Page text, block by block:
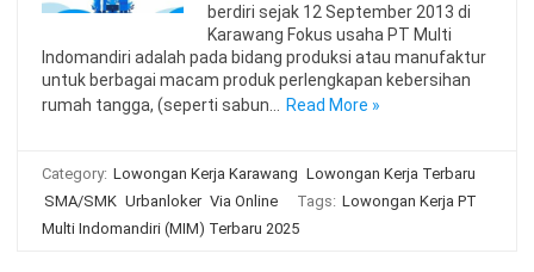
berdiri sejak 12 September 2013 di
Karawang Fokus usaha PT Multi
Indomandiri adalah pada bidang produksi atau manufaktur
untuk berbagai macam produk perlengkapan kebersihan
rumah tangga, (seperti sabun…
Read More »
Category: Lowongan Kerja Karawang Lowongan Kerja Terbaru
SMA/SMK Urbanloker Via Online Tags: Lowongan Kerja PT
Multi Indomandiri (MIM) Terbaru 2025